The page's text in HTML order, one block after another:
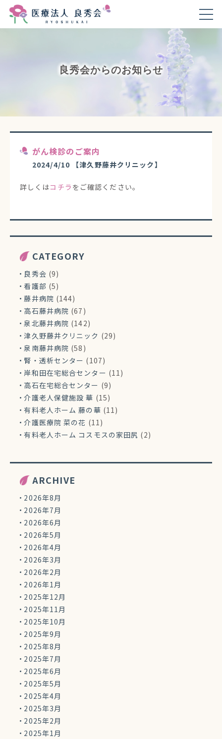
良秀会からのお知らせ
がん検診のご案内
2024/4/10 【津久野藤井クリニック】
詳しくはコチラ をご確認ください。
CATEGORY
良秀会 (9)
看護部 (5)
藤井病院 (144)
高石藤井病院 (67)
泉北藤井病院 (142)
津久野藤井クリニック (29)
泉南藤井病院 (58)
腎・透析センター (107)
岸和田在宅総合センター (11)
高石在宅総合センター (9)
介護老人保健施設 華 (15)
有料老人ホーム 藤の華 (11)
介護医療院 菜の花 (11)
有料老人ホーム コスモスの家田尻 (2)
ARCHIVE
2026年8月
2026年7月
2026年6月
2026年5月
2026年4月
2026年3月
2026年2月
2026年1月
2025年12月
2025年11月
2025年10月
2025年9月
2025年8月
2025年7月
2025年6月
2025年5月
2025年4月
2025年3月
2025年2月
2025年1月